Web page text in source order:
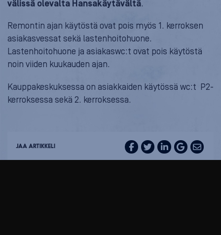
välissä olevalta Hansakäytävältä.
Remontin ajan käytöstä ovat pois myös 1. kerroksen
asiakasvessat sekä lastenhoitohuone.
Lastenhoitohuone ja asiakaswc:t ovat pois käytöstä
noin viiden kuukauden ajan.
Kauppakeskuksessa on asiakkaiden käytössä wc:t P2-
kerroksessa sekä 2. kerroksessa.
JAA ARTIKKELI